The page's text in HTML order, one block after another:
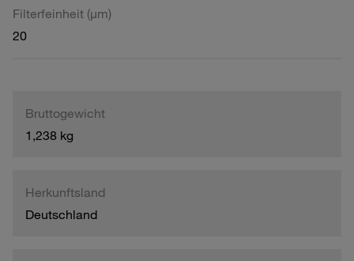
Filterfeinheit (µm)
20
Bruttogewicht
1,238 kg
Herkunftsland
Deutschland